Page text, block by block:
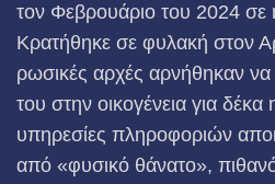
τον Φεβρουάριο του 2024 σε
Κρατήθηκε σε φυλακή στον
ρωσικές αρχές αρνήθηκαν
του στην οικογένεια για
υπηρεσίες πληροφοριών
από «φυσικό θάνατο»,